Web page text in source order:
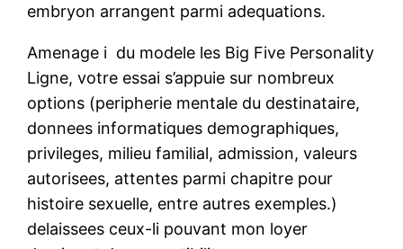
embryon arrangent parmi adequations.
Amenage i du modele les Big Five Personality
Ligne, votre essai s’appuie sur nombreux
options (peripherie mentale du destinataire,
donnees informatiques demographiques,
privileges, milieu familial, admission, valeurs
autorisees, attentes parmi chapitre pour
histoire sexuelle, entre autres exemples.)
delaissees ceux-li pouvant mon loyer